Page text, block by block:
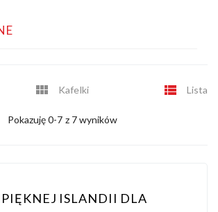
Kafelki Lista
Pokazuję 0-7 z 7 wyników
PIĘKNEJ ISLANDII DLA